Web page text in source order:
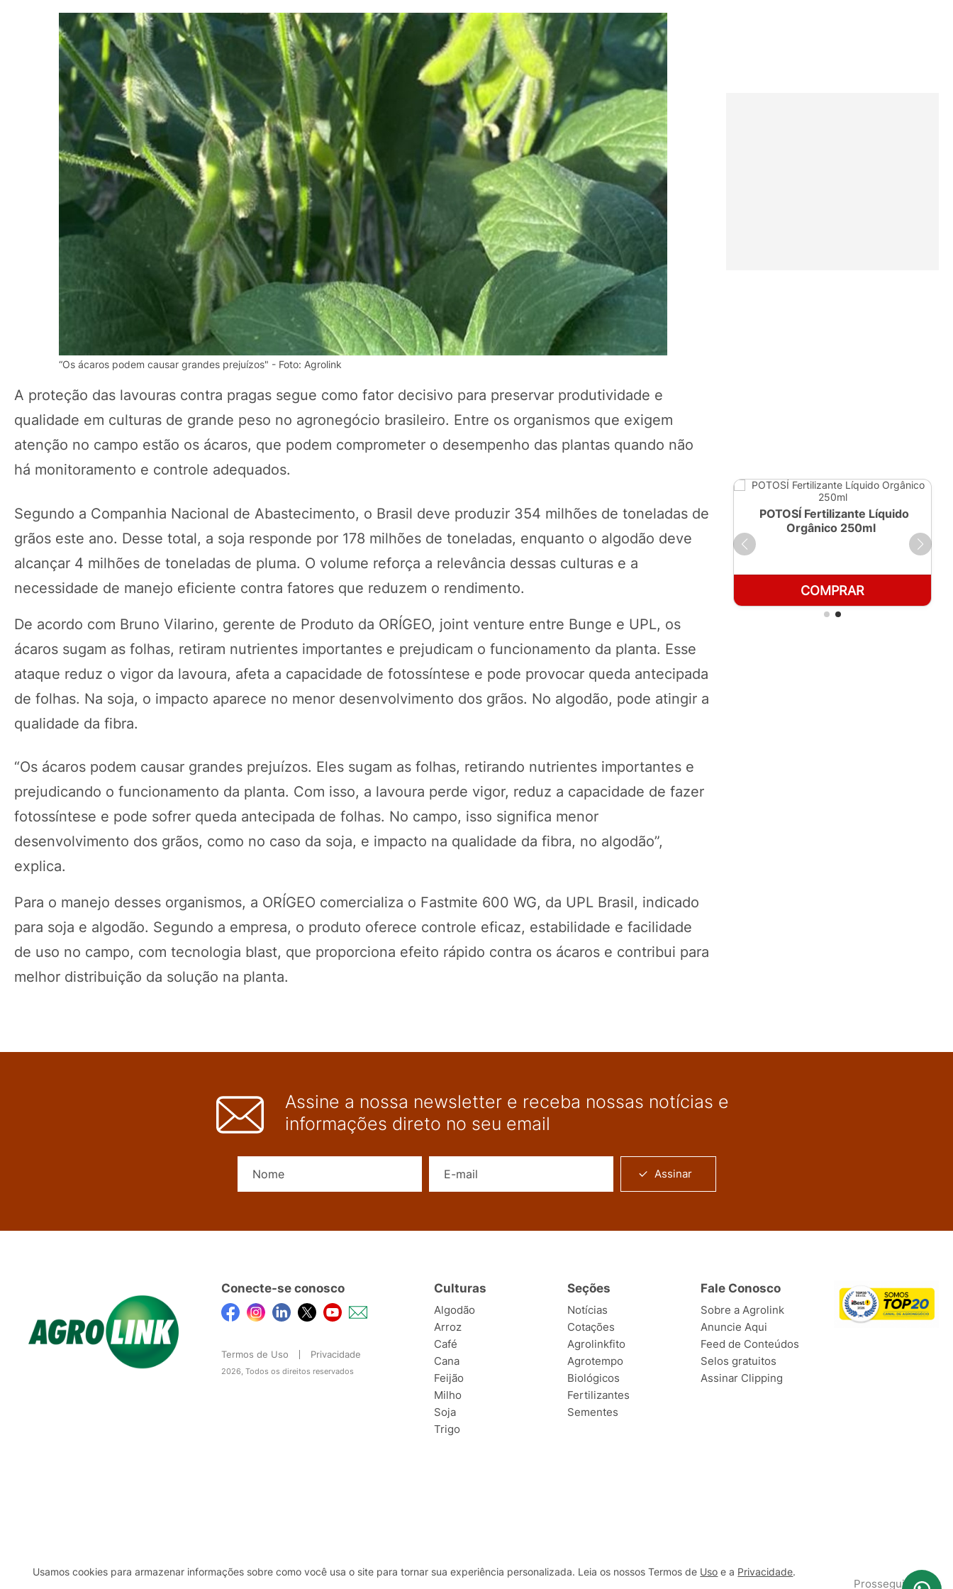
“Os ácaros podem causar grandes prejuízos" - Foto: Agrolink
A proteção das lavouras contra pragas segue como fator decisivo para preservar produtividade e
qualidade em culturas de grande peso no agronegócio brasileiro. Entre os organismos que exigem
atenção no campo estão os ácaros, que podem comprometer o desempenho das plantas quando não
há monitoramento e controle adequados.
Segundo a Companhia Nacional de Abastecimento, o Brasil deve produzir 354 milhões de toneladas de
grãos este ano. Desse total, a soja responde por 178 milhões de toneladas, enquanto o algodão deve
alcançar 4 milhões de toneladas de pluma. O volume reforça a relevância dessas culturas e a
necessidade de manejo eficiente contra fatores que reduzem o rendimento.
De acordo com Bruno Vilarino, gerente de Produto da ORÍGEO, joint venture entre Bunge e UPL, os
ácaros sugam as folhas, retiram nutrientes importantes e prejudicam o funcionamento da planta. Esse
ataque reduz o vigor da lavoura, afeta a capacidade de fotossíntese e pode provocar queda antecipada
de folhas. Na soja, o impacto aparece no menor desenvolvimento dos grãos. No algodão, pode atingir a
qualidade da fibra.
“Os ácaros podem causar grandes prejuízos. Eles sugam as folhas, retirando nutrientes importantes e
prejudicando o funcionamento da planta. Com isso, a lavoura perde vigor, reduz a capacidade de fazer
fotossíntese e pode sofrer queda antecipada de folhas. No campo, isso significa menor
desenvolvimento dos grãos, como no caso da soja, e impacto na qualidade da fibra, no algodão”,
explica.
Para o manejo desses organismos, a ORÍGEO comercializa o Fastmite 600 WG, da UPL Brasil, indicado
para soja e algodão. Segundo a empresa, o produto oferece controle eficaz, estabilidade e facilidade
de uso no campo, com tecnologia blast, que proporciona efeito rápido contra os ácaros e contribui para
melhor distribuição da solução na planta.
POTOSÍ Fertilizante Líquido
POTOSÍ Fertilizante Líquido
Orgânico 250ml
COMPRAR
Assine a nossa newsletter e receba nossas notícias e
informações direto no seu email
Assinar
Conecte-se conosco
Termos de Uso Privacidade
2026, Todos os direitos reservados
Culturas
Algodão
Arroz
Café
Cana
Feijão
Milho
Soja
Trigo
Seções
Notícias
Cotações
Agrolinkfito
Agrotempo
Biológicos
Fertilizantes
Sementes
Fale Conosco
Sobre a Agrolink
Anuncie Aqui
Feed de Conteúdos
Selos gratuitos
Assinar Clipping
Usamos cookies para armazenar informações sobre como você usa o site para tornar sua experiência personalizada. Leia os nossos Termos de Uso e a Privacidade.
Prosseguir